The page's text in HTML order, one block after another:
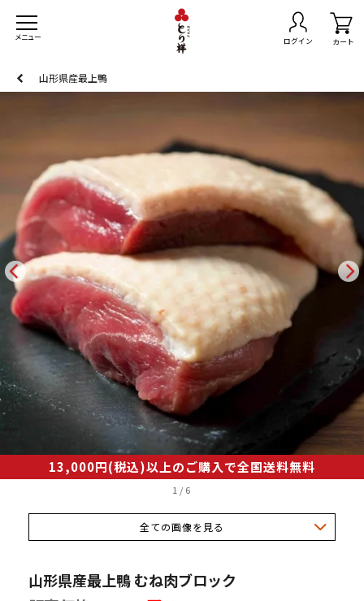
メニュー ログイン カート
セット
料
セット
マスチキン
県産黒さつま鶏
どり
調味料
山形県産最上鴨
13,000円(税込)以上のご購入で全国送料無料
1 / 6
全ての画像を見る
山形県産最上鴨 むね肉ブロック